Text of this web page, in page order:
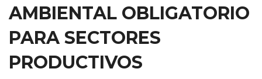
AMBIENTAL OBLIGATORIO
PARA SECTORES
PRODUCTIVOS